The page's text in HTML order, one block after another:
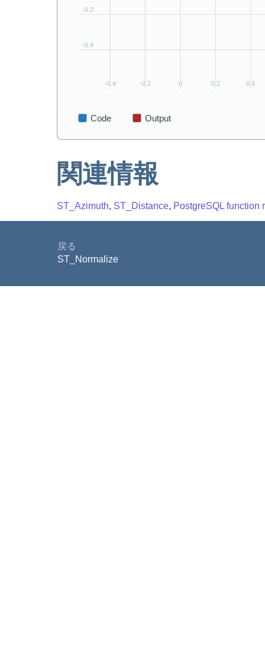
関連情報
ST_Azimuth, ST_Distance, PostgreSQL function
戻る
ST_Normalize